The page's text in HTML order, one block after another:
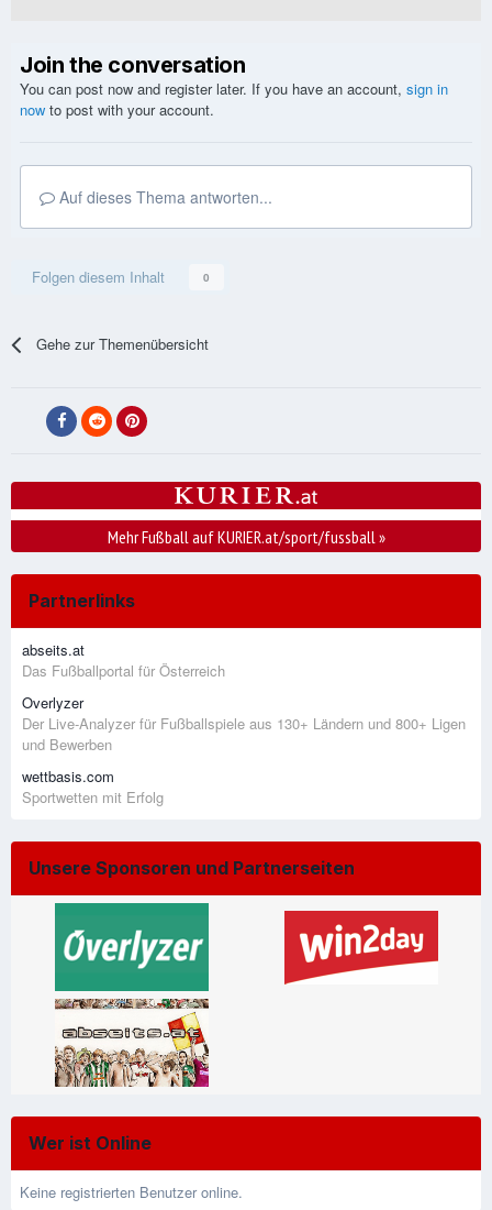
Join the conversation
You can post now and register later. If you have an account, sign in
now to post with your account.
Auf dieses Thema antworten...
Folgen diesem Inhalt 0
Gehe zur Themenübersicht
Mehr Fußball auf KURIER.at/sport/fussball»
Partnerlinks
abseits.at
Das Fußballportal für Österreich
Overlyzer
Der Live-Analyzer für Fußballspiele aus 130+ Ländern und 800+ Ligen
und Bewerben
wettbasis.com
Sportwetten mit Erfolg
Unsere Sponsoren und Partnerseiten
Wer ist Online
Keine registrierten Benutzer online.